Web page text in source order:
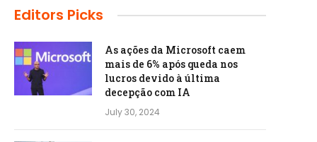
Editors Picks
As ações da Microsoft caem
mais de 6% após queda nos
lucros devido à última
decepção com IA
July 30, 2024